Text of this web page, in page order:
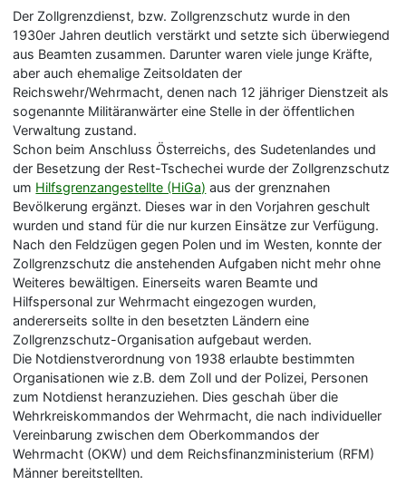
Der Zollgrenzdienst, bzw. Zollgrenzschutz wurde in den
1930er Jahren deutlich verstärkt und setzte sich überwiegend
aus Beamten zusammen. Darunter waren viele junge Kräfte,
aber auch ehemalige Zeitsoldaten der
Reichswehr/Wehrmacht, denen nach 12 jähriger Dienstzeit als
sogenannte Militäranwärter eine Stelle in der öffentlichen
Verwaltung zustand.
Schon beim Anschluss Österreichs, des Sudetenlandes und
der Besetzung der Rest-Tschechei wurde der Zollgrenzschutz
um Hilfsgrenzangestellte (HiGa) aus der grenznahen
Bevölkerung ergänzt. Dieses war in den Vorjahren geschult
wurden und stand für die nur kurzen Einsätze zur Verfügung.
Nach den Feldzügen gegen Polen und im Westen, konnte der
Zollgrenzschutz die anstehenden Aufgaben nicht mehr ohne
Weiteres bewältigen. Einerseits waren Beamte und
Hilfspersonal zur Wehrmacht eingezogen wurden,
andererseits sollte in den besetzten Ländern eine
Zollgrenzschutz-Organisation aufgebaut werden.
Die Notdienstverordnung von 1938 erlaubte bestimmten
Organisationen wie z.B. dem Zoll und der Polizei, Personen
zum Notdienst heranzuziehen. Dies geschah über die
Wehrkreiskommandos der Wehrmacht, die nach individueller
Vereinbarung zwischen dem Oberkommandos der
Wehrmacht (OKW) und dem Reichsfinanzministerium (RFM)
Männer bereitstellten.